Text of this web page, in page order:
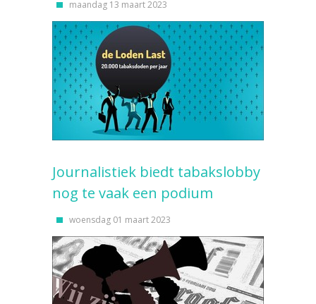
maandag 13 maart 2023
Journalistiek biedt tabakslobby
nog te vaak een podium
woensdag 01 maart 2023